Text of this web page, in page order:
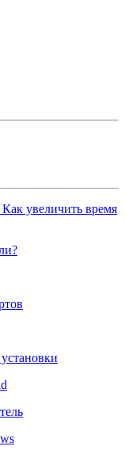
Как увеличить время